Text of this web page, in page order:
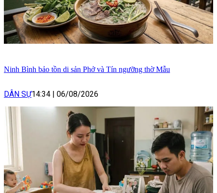
Ninh Bình bảo tồn di sản Phở và Tín ngưỡng thờ Mẫu
DÂN SỰ14:34 06/08/2026